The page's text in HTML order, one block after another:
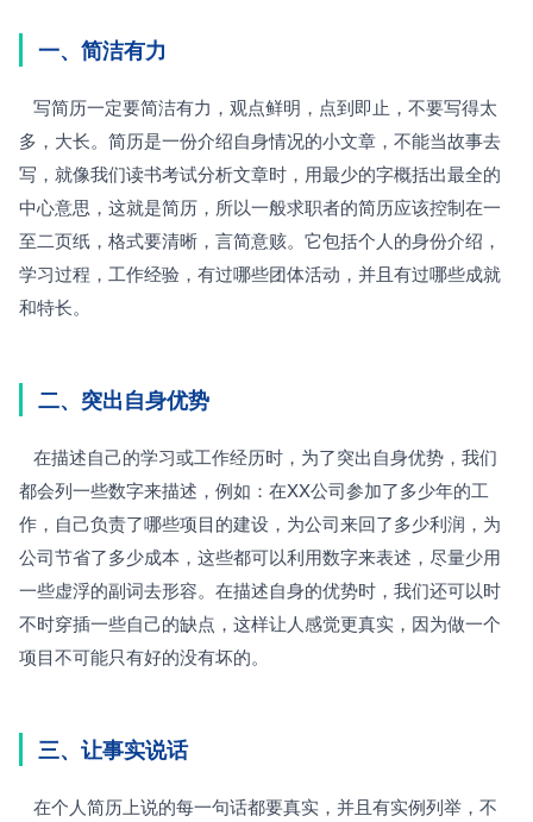
一、简洁有力
多，大长。简历是一份介绍自身情况的小文章，不能当故事去
写，就像我们读书考试分析文章时，用最少的字概括出最全的
中心意思，这就是简历，所以一般求职者的简历应该控制在一
至二页纸，格式要清晰，言简意赅。它包括个人的身份介绍，
学习过程，工作经验，有过哪些团体活动，并且有过哪些成就
和特长。
二、突出自身优势
都会列一些数字来描述，例如：在XX公司参加了多少年的工
作，自己负责了哪些项目的建设，为公司来回了多少利润，为
公司节省了多少成本，这些都可以利用数字来表述，尽量少用
一些虚浮的副词去形容。在描述自身的优势时，我们还可以时
不时穿插一些自己的缺点，这样让人感觉更真实，因为做一个
项目不可能只有好的没有坏的。
三、让事实说话